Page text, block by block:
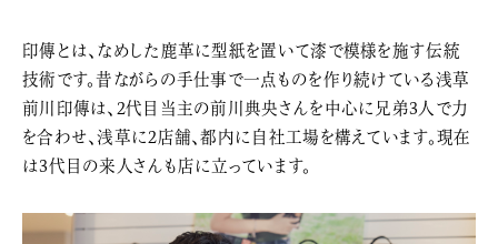
印傳とは、なめした鹿革に型紙を置いて漆で模様を施す伝統
技術です。昔ながらの手仕事で一点ものを作り続けている浅草
前川印傳は、2代目当主の前川典央さんを中心に兄弟3人で力
を合わせ、浅草に2店舗、都内に自社工場を構えています。現在
は3代目の来人さんも店に立っています。